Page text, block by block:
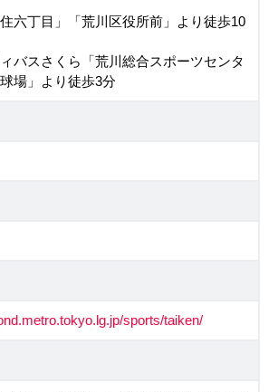
六丁目」「荒川区役所前」より徒歩10
バスさくら「荒川総合スポーツセンタ
場」より徒歩3分
sports/taiken/